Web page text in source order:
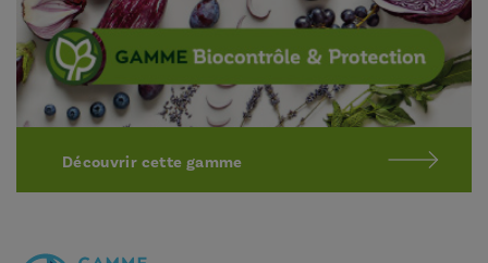
Découvrir cette gamme